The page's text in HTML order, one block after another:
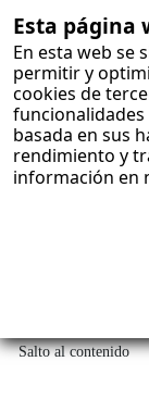
Esta página
En esta web se
permitir y
cookies de
basada en sus
rendimiento y
información en
Salto al contenido